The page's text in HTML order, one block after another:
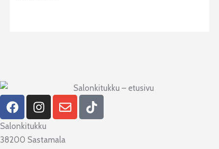
F
a
c
e
I
n
s
t
E
n
e
T
i
Salonkitukku
38200 Sastamala